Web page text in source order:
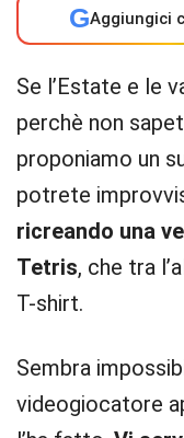
GAggiungici
Se l’Estate e le
perchè non
proponiamo un
potrete
ricreando una
Tetris, che tra
T-shirt.
Sembra
videogiocatore